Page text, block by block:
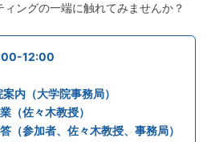
ングの一端に触れてみませんか？
12:00
（大学院事務局）
佐々木教授）
参加者、佐々木教授、事務局）